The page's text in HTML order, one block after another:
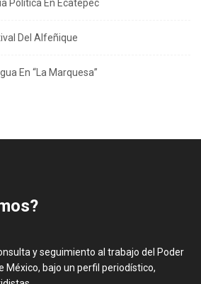
Política En Ecatepec
Del Alfeñique
En “La Marquesa”
y seguimiento al trabajo del Poder
México, bajo un perfil periodístico,